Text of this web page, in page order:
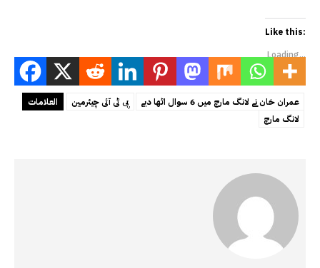
Like this:
Loading...
العلامات پی ٹی آئی چیئرمین
عمران خان نے لانگ مارچ میں 6 سوال اٹھا دیے
لانگ مارچ